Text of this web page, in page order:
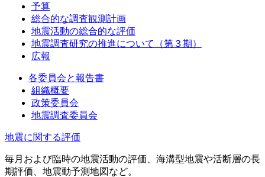
予算
総合的な調査観測計画
地震活動の総合的な評価
地震調査研究の推進について（第３期）
広報
各委員会と報告書
組織概要
政策委員会
地震調査委員会
地震に関する評価
毎月および臨時の地震活動の評価、海溝型地震や活断層の長
期評価、地震動予測地図など。